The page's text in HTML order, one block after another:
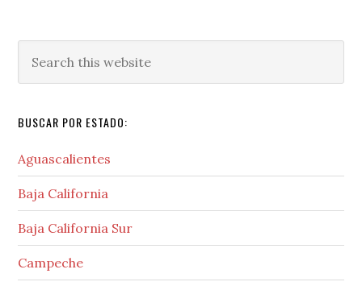
this
BUSCAR POR ESTADO:
Aguascalientes
Baja California
Baja California Sur
Campeche